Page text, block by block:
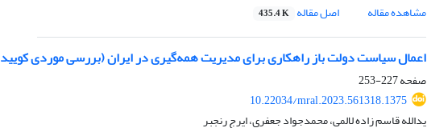
مشاهده مقاله
اصل مقاله 435.4 K
اعمال سیاست دولت باز راهکاری برای مدیریت همه‌گیری در ایران (بررسی موردی کویید 19)
صفحه227-253
10.22034/mral.2023.561318.1375
یدالله قاسم زاده لالمی، محمدجواد جعفری، ایرج رنجبر